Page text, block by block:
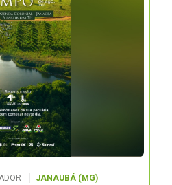
JANAUBÁ (MG)